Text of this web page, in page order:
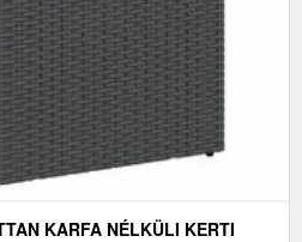
KARFA NÉLKÜLI KERTI